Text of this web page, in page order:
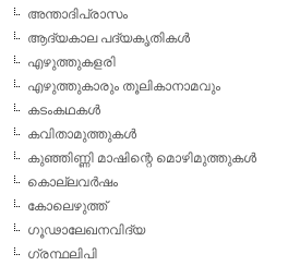
അന്താദിപ്രാസം
ആദ്യകാല പദ്യകൃതികള്‍
എഴുത്തുകളരി
എഴുത്തുകാരും തൂലികാനാമവും
കടംകഥകള്‍
കവിതാമുത്തുകള്‍
കുഞ്ഞിണ്ണി മാഷിന്റെ മൊഴിമുത്തുകള്‍
കൊല്ലവര്‍ഷം
കോലെഴുത്ത്
ഗൂഢാലേഖനവിദ്യ
ഗ്രന്ഥലിപി